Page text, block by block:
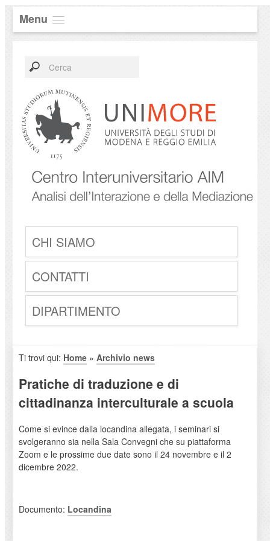
Menu
CHI SIAMO
CONTATTI
DIPARTIMENTO
Ti trovi qui: Home» Archivio news
Pratiche di traduzione e di
cittadinanza interculturale a scuola
Come si evince dalla locandina allegata, i seminari si
svolgeranno sia nella Sala Convegni che su piattaforma
Zoom e le prossime due date sono il 24 novembre e il 2
dicembre 2022.
Documento: Locandina